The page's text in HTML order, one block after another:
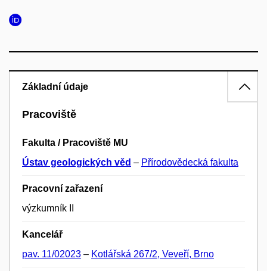
Základní údaje
Pracoviště
Fakulta / Pracoviště MU
Ústav geologických věd – Přírodovědecká fakulta
Pracovní zařazení
výzkumník II
Kancelář
pav. 11/02023 – Kotlářská 267/2, Veveří, Brno